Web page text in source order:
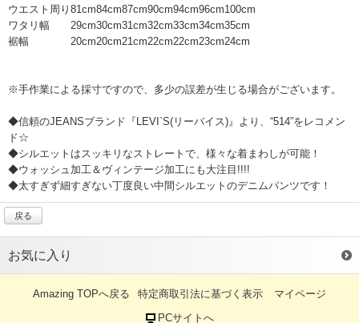
ウエスト周り 81cm84cm87cm90cm94cm96cm100cm
ワタリ幅
29cm30cm31cm32cm33cm34cm35cm
裾幅
20cm20cm21cm22cm22cm23cm24cm
※手作業による採寸ですので、多少の誤差が生じる場合がございます。
◆信頼のJEANSブランド『LEVI`S(リーバイス)』より、“514”をレコメン
ド☆
◆シルエットはスッキリなストレートで、様々な着まわしが可能！
◆ウォッシュ加工＆ヴィンテージ加工にも大注目!!!!
◆太すぎず細すぎない丁度良い中間シルエットのデニムパンツです！
戻る
お気に入り
Amazing TOPへ戻る 特定商取引法に基づく表示
マイページ
PCサイトへ